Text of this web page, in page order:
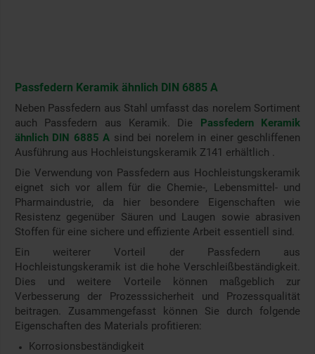
Passfedern Keramik ähnlich DIN 6885 A
Neben Passfedern aus Stahl umfasst das norelem Sortiment
auch Passfedern aus Keramik. Die Passfedern Keramik
ähnlich DIN 6885 A sind bei norelem in einer geschliffenen
Ausführung aus Hochleistungskeramik Z141 erhältlich .
Die Verwendung von Passfedern aus Hochleistungskeramik
eignet sich vor allem für die Chemie-, Lebensmittel- und
Pharmaindustrie, da hier besondere Eigenschaften wie
Resistenz gegenüber Säuren und Laugen sowie abrasiven
Stoffen für eine sichere und effiziente Arbeit essentiell sind.
Ein weiterer Vorteil der Passfedern aus
Hochleistungskeramik ist die hohe Verschleißbeständigkeit.
Dies und weitere Vorteile können maßgeblich zur
Verbesserung der Prozesssicherheit und Prozessqualität
beitragen. Zusammengefasst können Sie durch folgende
Eigenschaften des Materials profitieren:
Korrosionsbeständigkeit